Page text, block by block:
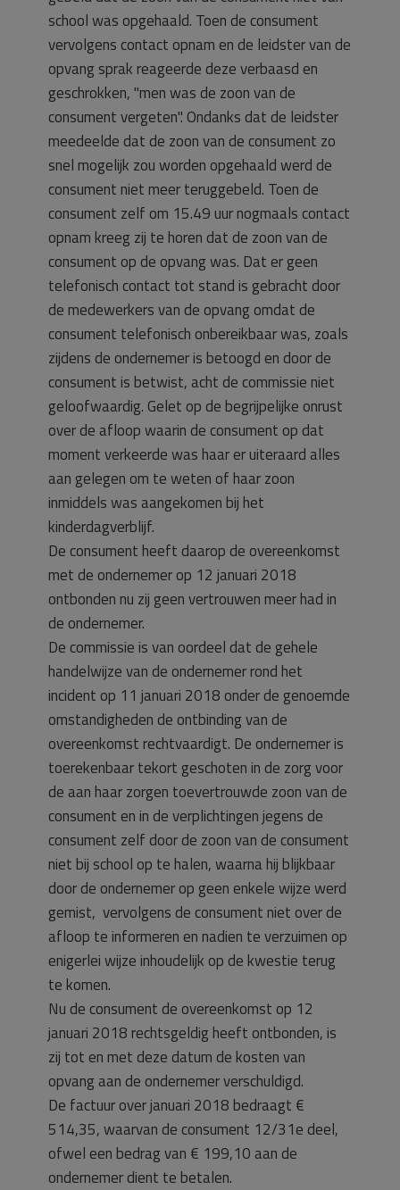
school was opgehaald. Toen de consument
vervolgens contact opnam en de leidster van de
opvang sprak reageerde deze verbaasd en
geschrokken, "men was de zoon van de
consument vergeten". Ondanks dat de leidster
meedeelde dat de zoon van de consument zo
snel mogelijk zou worden opgehaald werd de
consument niet meer teruggebeld. Toen de
consument zelf om 15.49 uur nogmaals contact
opnam kreeg zij te horen dat de zoon van de
consument op de opvang was. Dat er geen
telefonisch contact tot stand is gebracht door
de medewerkers van de opvang omdat de
consument telefonisch onbereikbaar was, zoals
zijdens de ondernemer is betoogd en door de
consument is betwist, acht de commissie niet
geloofwaardig. Gelet op de begrijpelijke onrust
over de afloop waarin de consument op dat
moment verkeerde was haar er uiteraard alles
aan gelegen om te weten of haar zoon
inmiddels was aangekomen bij het
kinderdagverblijf.
De consument heeft daarop de overeenkomst
met de ondernemer op 12 januari 2018
ontbonden nu zij geen vertrouwen meer had in
de ondernemer.
De commissie is van oordeel dat de gehele
handelwijze van de ondernemer rond het
incident op 11 januari 2018 onder de genoemde
omstandigheden de ontbinding van de
overeenkomst rechtvaardigt. De ondernemer is
toerekenbaar tekort geschoten in de zorg voor
de aan haar zorgen toevertrouwde zoon van de
consument en in de verplichtingen jegens de
consument zelf door de zoon van de consument
niet bij school op te halen, waarna hij blijkbaar
door de ondernemer op geen enkele wijze werd
gemist, vervolgens de consument niet over de
afloop te informeren en nadien te verzuimen op
enigerlei wijze inhoudelijk op de kwestie terug
te komen.
Nu de consument de overeenkomst op 12
januari 2018 rechtsgeldig heeft ontbonden, is
zij tot en met deze datum de kosten van
opvang aan de ondernemer verschuldigd.
De factuur over januari 2018 bedraagt €
514,35, waarvan de consument 12/31e deel,
ofwel een bedrag van € 199,10 aan de
ondernemer dient te betalen.